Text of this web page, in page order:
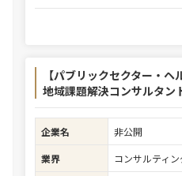
【パブリックセクター・
地域課題解決コンサルタン
企業名
非公開
業界
コンサルティ